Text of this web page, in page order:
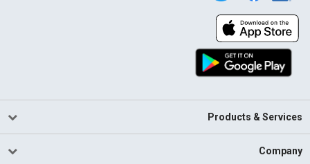
Products & Services
Company